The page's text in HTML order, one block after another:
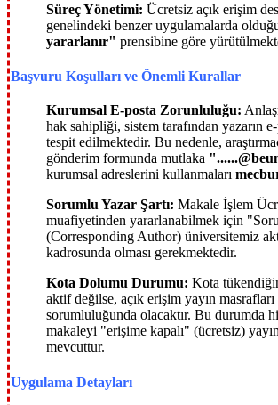
Süreç Yönetimi: Ücretsiz açık erişim
genelindeki benzer uygulamalarda
yararlanır" prensibine göre
Başvuru Koşulları ve Önemli Kurallar
Kurumsal E-posta Zorunluluğu:
hak sahipliği, sistem tarafından yazarın e-
tespit edilmektedir. Bu nedenle,
gönderim formunda mutlaka
kurumsal adreslerini kullanmaları
Sorumlu Yazar Şartı: Makale İşlem
muafiyetinden yararlanabilmek için
(Corresponding Author) üniversitemiz
kadrosunda olması gerekmektedir.
Kota Dolumu Durumu: Kota
aktif değilse, açık erişim yayın
sorumluluğunda olacaktır. Bu durumda
makaleyi "erişime kapalı" (ücretsiz)
mevcuttur.
Uygulama Detayları